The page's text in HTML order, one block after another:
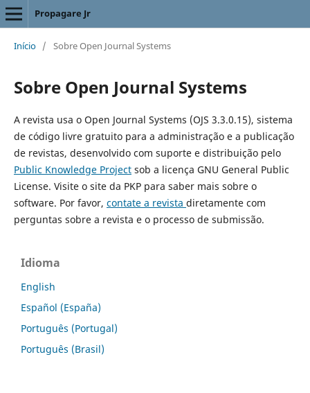
Propagare Jr
Início / Sobre Open Journal Systems
Sobre Open Journal Systems
A revista usa o Open Journal Systems (OJS 3.3.0.15), sistema
de código livre gratuito para a administração e a publicação
de revistas, desenvolvido com suporte e distribuição pelo
Public Knowledge Projectsob a licença GNU General Public
License. Visite o site da PKP para saber mais sobre o
software. Por favor, contate a revista diretamente com
perguntas sobre a revista e o processo de submissão.
Idioma
English
Español (España)
Português (Portugal)
Português (Brasil)